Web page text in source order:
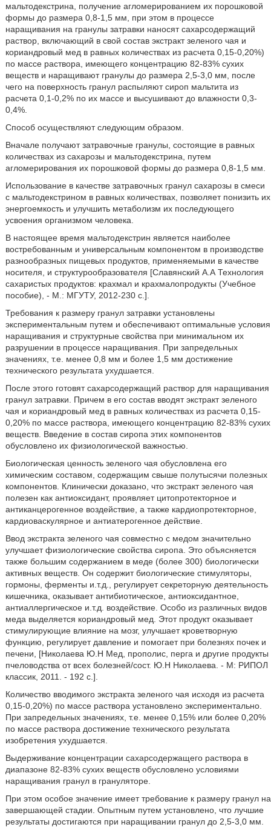
мальтодекстрина, получение агломерированием их порошковой
формы до размера 0,8-1,5 мм, при этом в процессе
наращивания на гранулы затравки наносят сахарсодержащий
раствор, включающий в свой состав экстракт зеленого чая и
кориандровый мед в равных количествах из расчета 0,15-0,20%)
по массе раствора, имеющего концентрацию 82-83% сухих
веществ и наращивают гранулы до размера 2,5-3,0 мм, после
чего на поверхность гранул распыляют сироп мальтита из
расчета 0,1-0,2% по их массе и высушивают до влажности 0,3-
0,4%.
Способ осуществляют следующим образом.
Вначале получают затравочные гранулы, состоящие в равных
количествах из сахарозы и мальтодекстрина, путем
агломерирования их порошковой формы до размера 0,8-1,5 мм.
Использование в качестве затравочных гранул сахарозы в смеси
с мальтодекстрином в равных количествах, позволяет понизить их
энергоемкость и улучшить метаболизм их последующего
усвоения организмом человека.
В настоящее время мальтодекстрин является наиболее
востребованным и универсальным компонентом в производстве
разнообразных пищевых продуктов, применяемыми в качестве
носителя, и структурообразователя [Славянский А.А Технология
сахаристых продуктов: крахмал и крахмалопродукты (Учебное
пособие), - М.: МГУТУ, 2012-230 с.].
Требования к размеру гранул затравки установлены
экспериментальным путем и обеспечивают оптимальные условия
наращивания и структурные свойства при минимальном их
разрушении в процессе наращивания. При запредельных
значениях, т.е. менее 0,8 мм и более 1,5 мм достижение
технического результата ухудшается.
После этого готовят сахарсодержащий раствор для наращивания
гранул затравки. Причем в его состав вводят экстракт зеленого
чая и кориандровый мед в равных количествах из расчета 0,15-
0,20% по массе раствора, имеющего концентрацию 82-83% сухих
веществ. Введение в состав сиропа этих компонентов
обусловлено их физиологической важностью.
Биологическая ценность зеленого чая обусловлена его
химическим составом, содержащим свыше полутысячи полезных
компонентов. Клинически доказано, что экстракт зеленого чая
полезен как антиоксидант, проявляет цитопротекторное и
антиканцерогенное воздействие, а также кардиопротекторное,
кардиоваскулярное и антиатерогенное действие.
Ввод экстракта зеленого чая совместно с медом значительно
улучшает физиологические свойства сиропа. Это объясняется
также большим содержанием в меде (более 300) биологически
активных веществ. Он содержит биологические стимуляторы,
гормоны, ферменты и.т.д., регулирует секреторную деятельность
кишечника, оказывает антибиотическое, антиоксидантное,
антиаллергическое и.т.д. воздействие. Особо из различных видов
меда выделяется кориандровый мед. Этот продукт оказывает
стимулирующие влияние на мозг, улучшает кроветворную
функцию, регулирует давление и помогает при болезнях почек и
печени, [Николаева Ю.Н Мед, прополис, перга и другие продукты
пчеловодства от всех болезней/сост. Ю.Н Николаева. - М: РИПОЛ
классик, 2011. - 192 с.].
Количество вводимого экстракта зеленого чая исходя из расчета
0,15-0,20%) по массе раствора установлено экспериментально.
При запредельных значениях, т.е. менее 0,15% или более 0,20%
по массе раствора достижение технического результата
изобретения ухудшается.
Выдерживание концентрации сахарсодержащего раствора в
диапазоне 82-83% сухих веществ обусловлено условиями
наращивания гранул в грануляторе.
При этом особое значение имеет требование к размеру гранул на
завершающей стадии. Опытным путем установлено, что лучшие
результаты достигаются при наращивании гранул до 2,5-3,0 мм.